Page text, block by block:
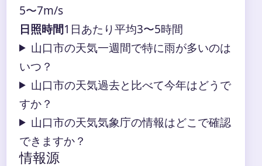
5〜7m/s
日照時間1日あたり平均3〜5時間
山口市の天気一週間で特に雨が多いのは
いつ？
山口市の天気過去と比べて今年はどうで
すか？
山口市の天気気象庁の情報はどこで確認
できますか？
情報源